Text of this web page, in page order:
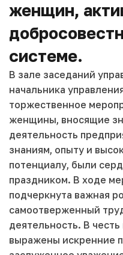
женщин,
системе.
В зале заседаний
начальника
торжественное
женщины, вносящие
деятельность
знаниям, опыту и
потенциалу, были
праздником. В ходе
подчеркнута важная
самоотверженный
деятельность. В
выражены искренние